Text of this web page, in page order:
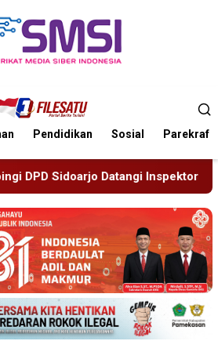
Pendidikan Sosial Parekraf
Tindaklanjuti Laporan Desa